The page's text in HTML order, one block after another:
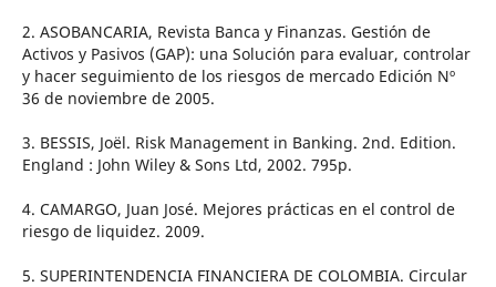
2. ASOBANCARIA, Revista Banca y Finanzas. Gestión de
Activos y Pasivos (GAP): una Solución para evaluar, controlar
y hacer seguimiento de los riesgos de mercado Edición Nº
36 de noviembre de 2005.
3. BESSIS, Joël. Risk Management in Banking. 2nd. Edition.
England : John Wiley & Sons Ltd, 2002. 795p.
4. CAMARGO, Juan José. Mejores prácticas en el control de
riesgo de liquidez. 2009.
5. SUPERINTENDENCIA FINANCIERA DE COLOMBIA. Circular